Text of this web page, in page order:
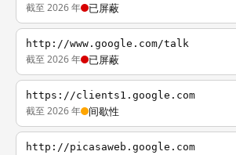
截至 2026 年 已屏蔽
http://www.google.com/talk
截至 2026 年 已屏蔽
https://clients1.google.com
截至 2026 年 间歇性
http://picasaweb.google.com